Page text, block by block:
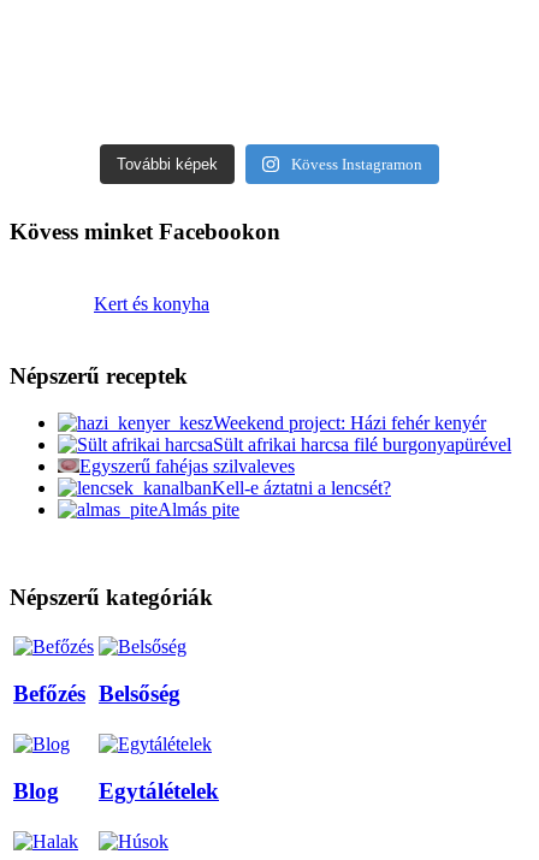
További képek Kövess Instagramon
Kövess minket Facebookon
Kert és konyha
Népszerű receptek
Weekend project: Házi fehér kenyér
Sült afrikai harcsa filé burgonyapürével
Egyszerű fahéjas szilvaleves
Kell-e áztatni a lencsét?
Almás pite
Népszerű kategóriák
Befőzés Belsőség
Blog Egytálételek